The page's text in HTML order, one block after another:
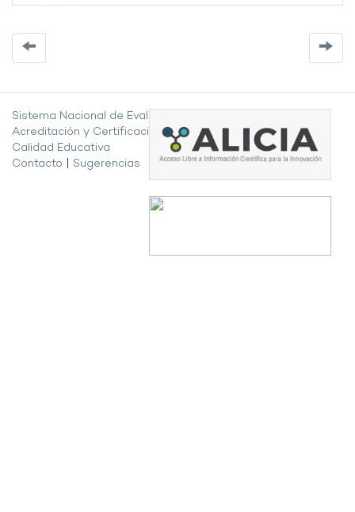
Sistema Nacional de Evaluación,
Acreditación y Certificación de la
Calidad Educativa
Contacto
Sugerencias